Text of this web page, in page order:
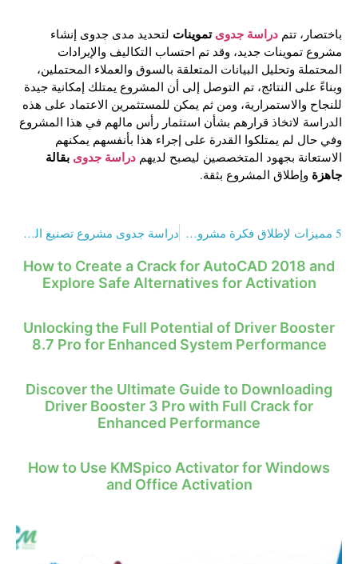
باختصار، تتمدراسة جدوىتمويناتلتحديد مدى جدوى إنشاء
مشروع تموينات جديد، وقد تم احتساب التكاليف والإيرادات
المحتملة وتحليل البيانات المتعلقة بالسوق والعملاء المحتملين،
وبناءً على النتائج، تم التوصل إلى أن المشروع يمتلك إمكانية جيدة
للنجاح والاستمرارية، ومن ثم يمكن للمستثمرين الاعتماد على هذه
الدراسة لاتخاذ قرارهم بشأن استثمار رأس مالهم في هذا المشروع
وفي حال لم يمتلكوا القدرة على إجراء هذا بأنفسهم يمكنهم
الاستعانة بجهود المتخصصين ليصبح لديهمدراسة جدوىبقالة
جاهزةوإطلاق المشروع بثقة.
5 مميزات لإطلاق فكرة مشروع صناعي جديد دراسة جدوى مشروع تصنيع الشباشب في 9 مراحل
How to Create a Crack for AutoCAD 2018 and
Explore Safe Alternatives for Activation
Unlocking the Full Potential of Driver Booster
8.7 Pro for Enhanced System Performance
Discover the Ultimate Guide to Downloading
Driver Booster 3 Pro with Full Crack for
Enhanced Performance
How to Use KMSpico Activator for Windows
and Office Activation